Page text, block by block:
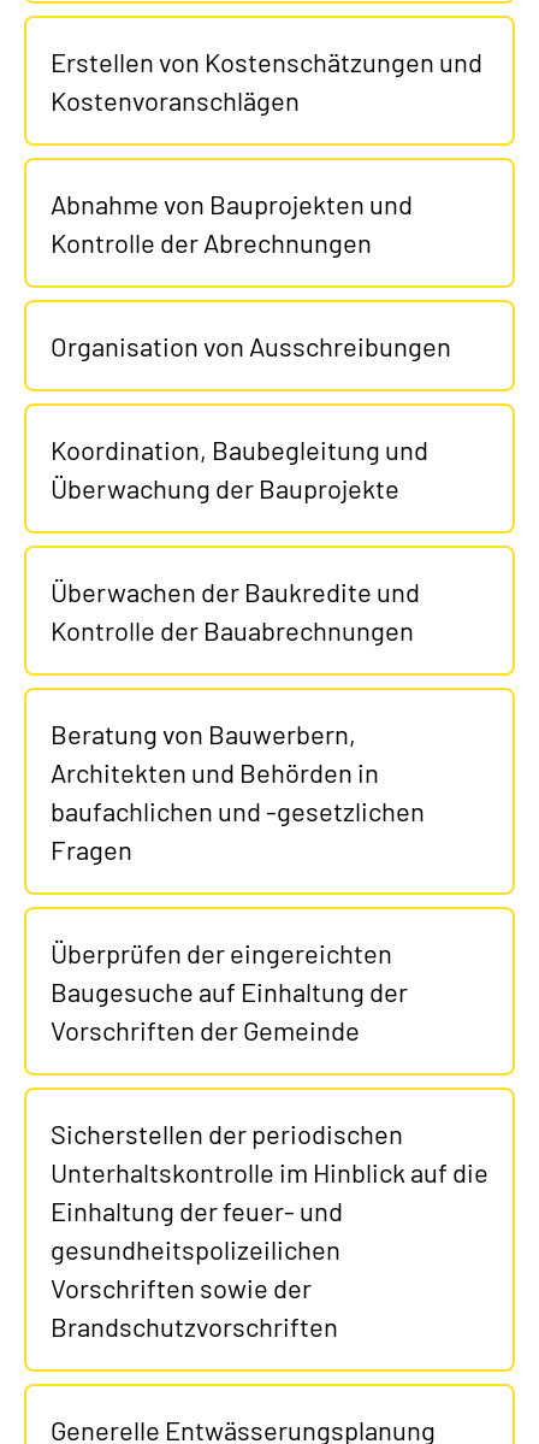
Erstellen von Kostenschätzungen und
Kostenvoranschlägen
Abnahme von Bauprojekten und
Kontrolle der Abrechnungen
Organisation von Ausschreibungen
Koordination, Baubegleitung und
Überwachung der Bauprojekte
Überwachen der Baukredite und
Kontrolle der Bauabrechnungen
Beratung von Bauwerbern,
Architekten und Behörden in
baufachlichen und -gesetzlichen
Fragen
Überprüfen der eingereichten
Baugesuche auf Einhaltung der
Vorschriften der Gemeinde
Sicherstellen der periodischen
Unterhaltskontrolle im Hinblick auf die
Einhaltung der feuer- und
gesundheitspolizeilichen
Vorschriften sowie der
Brandschutzvorschriften
Generelle Entwässerungsplanung